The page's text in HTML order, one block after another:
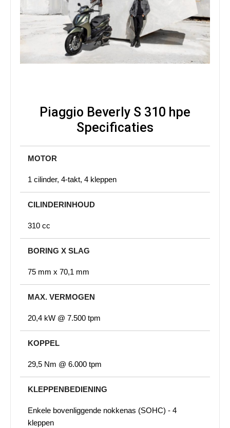
Piaggio Beverly S 310 hpe
Specificaties
MOTOR
1 cilinder, 4-takt, 4 kleppen
CILINDERINHOUD
310 cc
BORING X SLAG
75 mm x 70,1 mm
MAX. VERMOGEN
20,4 kW @ 7.500 tpm
KOPPEL
29,5 Nm @ 6.000 tpm
KLEPPENBEDIENING
Enkele bovenliggende nokkenas (SOHC) - 4
kleppen